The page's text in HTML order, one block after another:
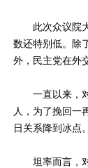
此次众议院大
数还特别低。除
外，民主党在外
一直以来，对
人，为了挽回一
日关系降到冰点
坦率而言，对